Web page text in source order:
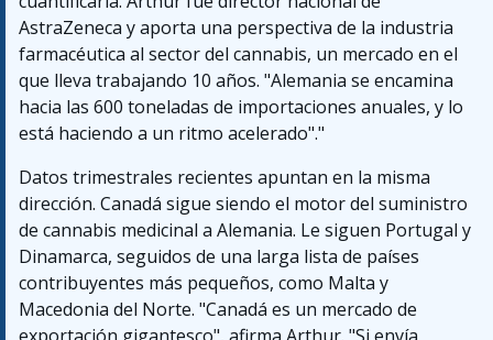
AstraZeneca y aporta una perspectiva de la industria
farmacéutica al sector del cannabis, un mercado en el
que lleva trabajando 10 años. "Alemania se encamina
hacia las 600 toneladas de importaciones anuales, y lo
está haciendo a un ritmo acelerado"."
Datos trimestrales recientes apuntan en la misma
dirección. Canadá sigue siendo el motor del suministro
de cannabis medicinal a Alemania. Le siguen Portugal y
Dinamarca, seguidos de una larga lista de países
contribuyentes más pequeños, como Malta y
Macedonia del Norte. "Canadá es un mercado de